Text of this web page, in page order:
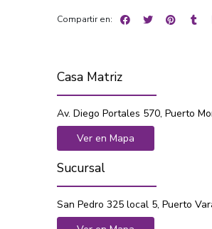
Compartir en:
Casa Matriz
Av. Diego Portales 570, Puerto
Ver en Mapa
Sucursal
San Pedro 325 local 5, Puerto